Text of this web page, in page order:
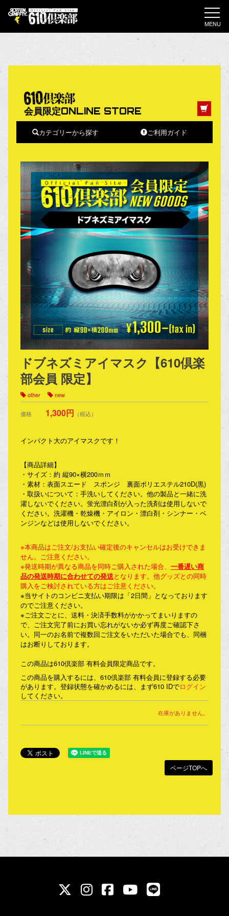
MENU
会員限定ONLINE STORE
カテゴリーから探す ご利用ガイド
ドブネズミアイマスク【610倶楽
部会員 限定】
other new
価格 1,300円 （税込）
インパクト大のアイマスクです！
【商品詳細】
・サイズ：約 縦90×横200ｍｍ
・素材：表面スエード スポンジ 裏面ポリエステル210D(黒)
・取扱いについて：手洗いしてください。他の製品と一緒に洗
濯しないでください。蛍光漂白剤が入った洗剤は使用しないで
ください。洗濯機・乾燥機・アイロン・漂白剤・シンナー・ベ
ンジンなどは使用しないでください。
※本商品はご注文/お支払い確定後のキャンセルはお受けできま
せん。ご注意ください。
※発送時期が異なる商品を同時ご購入された場合、 一番遅い商
品の発送時期に合わせての発送となります。他グッズとの同時
購入をご検討されている方はご注意ください。
※当サイトのコンビニ支払い期限は「2日間」となっております
のでご注意ください。
※ご注文ごとに、送料・決済手数料がかかってまいりますの
で、ご注文完了前にお買い忘れがないか必ず再度ご確認下さ
い。同一のお名前で複数回ご注文をいただいた場合でも、同梱
はお断りしております。
この商品は610倶楽部 有料会員限定商品です。
この商品を購入するには、610倶楽部 有料会員に登録する必要
があります。登録状態を確かめるには、まず610 IDでログイン
してください。
在庫がありません。
ページTOPへ